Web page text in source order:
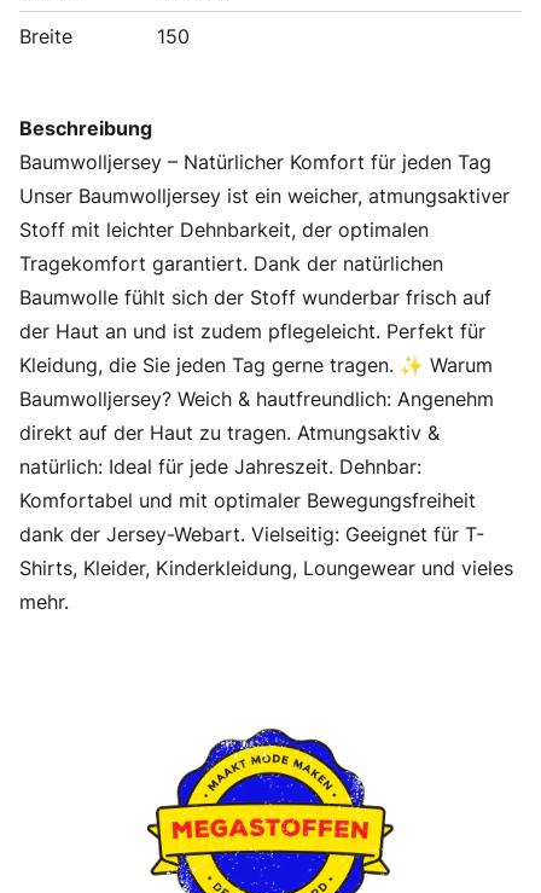
Breite 150
Beschreibung
Baumwolljersey – Natürlicher Komfort für jeden Tag
Unser Baumwolljersey ist ein weicher, atmungsaktiver
Stoff mit leichter Dehnbarkeit, der optimalen
Tragekomfort garantiert. Dank der natürlichen
Baumwolle fühlt sich der Stoff wunderbar frisch auf
der Haut an und ist zudem pflegeleicht. Perfekt für
Kleidung, die Sie jeden Tag gerne tragen. ✨ Warum
Baumwolljersey? Weich & hautfreundlich: Angenehm
direkt auf der Haut zu tragen. Atmungsaktiv &
natürlich: Ideal für jede Jahreszeit. Dehnbar:
Komfortabel und mit optimaler Bewegungsfreiheit
dank der Jersey-Webart. Vielseitig: Geeignet für T-
Shirts, Kleider, Kinderkleidung, Loungewear und vieles
mehr.